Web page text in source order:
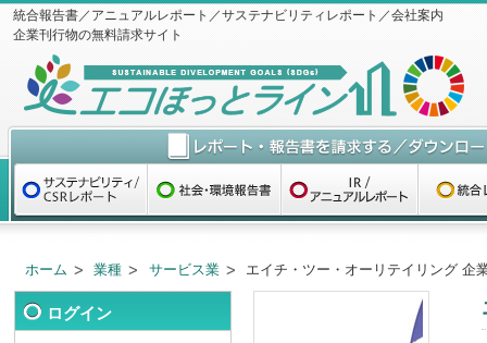
統合報告書／アニュアルレポート／サステナビリティレポート／会社案内
企業刊行物の無料請求サイト
ホーム 業種 サービス業 エイチ・ツー・オーリテイリング 企
ログイン